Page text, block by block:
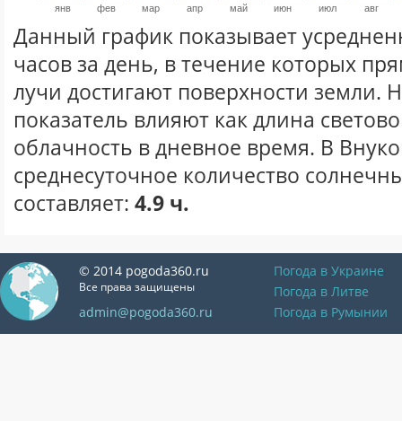
янв фев мар апр май июн июл авг
Данный график показывает
часов за день, в течение которых
лучи достигают поверхности земли.
показатель влияют как длина
облачность в дневное время. В
среднесуточное количество
составляет: 4.9 ч.
© 2014 pogoda360.ru
Все права защищены
admin@pogoda360.ru
Погода в Украине
Погода в Литве
Погода в Румынии